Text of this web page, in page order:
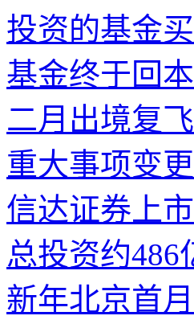
投资的基金
基金终于回
二月出境复
重大事项变
信达证券上
总投资约486
新年北京首